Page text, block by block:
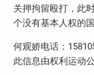
关押拘留殴打，此
个没有基本人权的
何观娇电话：
此信息由权利运动